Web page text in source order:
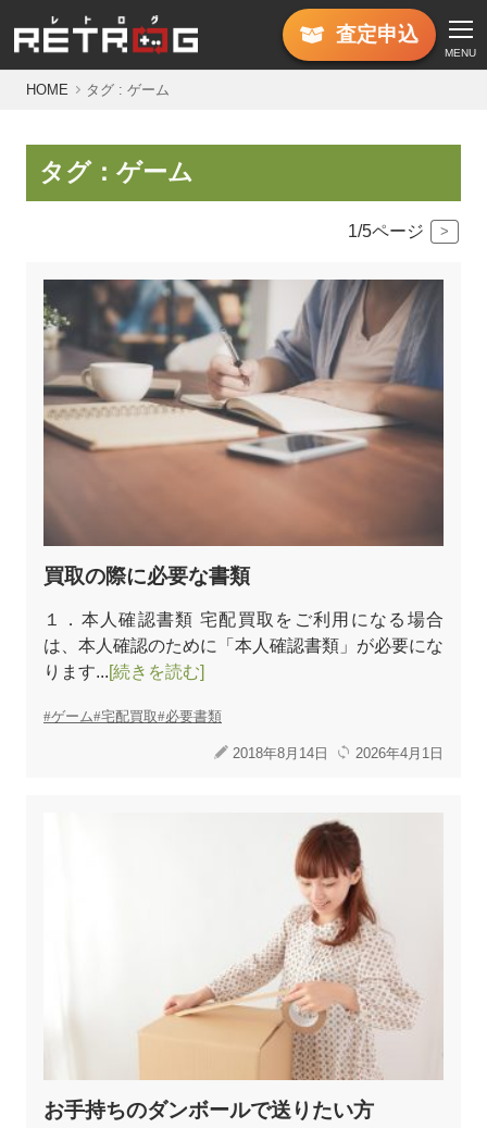
査定申込
MENU
HOME タグ : ゲーム
タグ：ゲーム
1/5ページ >
買取の際に必要な書類
１．本人確認書類 宅配買取をご利用になる場合
は、本人確認のために「本人確認書類」が必要にな
ります...[続きを読む]
ゲーム 宅配買取 必要書類
2018年8月14日 2026年4月1日
お手持ちのダンボールで送りたい方